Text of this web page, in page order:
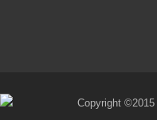
Copyright ©2015